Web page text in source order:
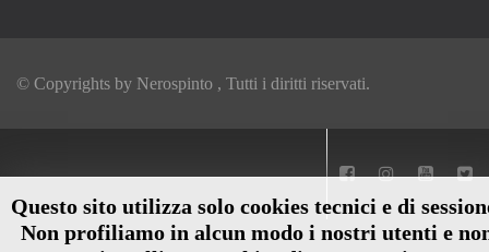
Questo sito utilizza solo cookies tecnici e di
Non profiliamo in alcun modo i nostri utenti e
© Copyrights by Nerospinto , Tutti i diritti riservati.